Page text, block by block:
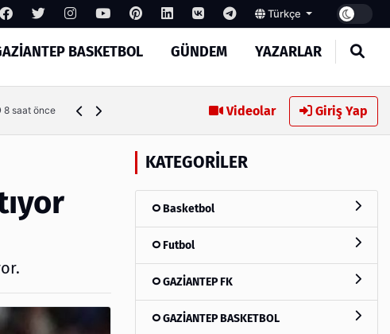
Türkçe
BASKETBOL GÜNDEM YAZARLAR
1 gün önce Memik Yılmaz: "Daha güzel bir futbol seyrettirmek için
Videolar Giriş Yap
KATEGORILER
Basketbol
Futbol
GAZİANTEP FK
GAZİANTEP BASKETBOL